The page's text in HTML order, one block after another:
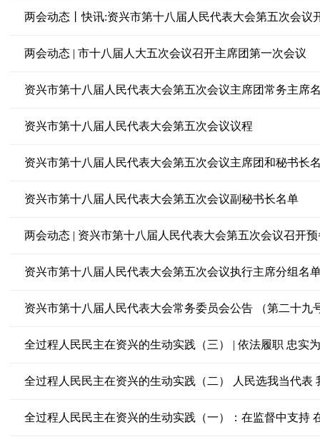
两会动态丨快讯:资兴市第十八届人民代表大会第五次会议
两会动态 | 市十八届人大五次会议召开主席团第一次会议
资兴市第十八届人民代表大会第五次会议主席团常务主席
资兴市第十八届人民代表大会第五次会议议程
资兴市第十八届人民代表大会第五次会议主席团和秘书长
资兴市第十八届人民代表大会第五次会议副秘书长名单
两会动态 | 资兴市第十八届人民代表大会第五次会议召开
资兴市第十八届人民代表大会第五次会议执行主席分组名
资兴市第十八届人民代表大会常务委员会公告 （第二十九
全过程人民民主在资兴的生动实践（三） | 依法履职 忠实
全过程人民民主在资兴的生动实践（二） 人民选我当代表
全过程人民民主在资兴的生动实践（一）：在监督中支持